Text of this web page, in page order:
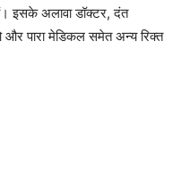
इसके अलावा डॉक्टर, दंत
पारा मेडिकल समेत अन्य रिक्त